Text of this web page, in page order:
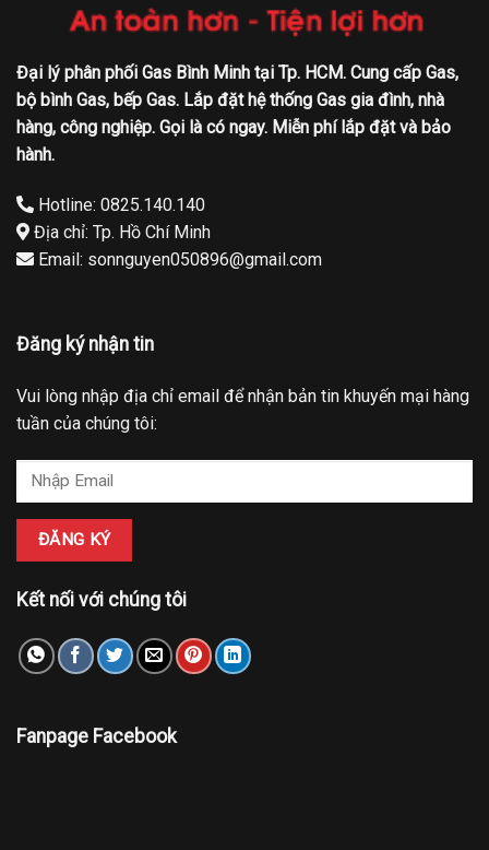
Đại lý phân phối Gas Bình Minh tại Tp. HCM. Cung cấp Gas,
bộ bình Gas, bếp Gas. Lắp đặt hệ thống Gas gia đình, nhà
hàng, công nghiệp. Gọi là có ngay. Miễn phí lắp đặt và bảo
hành.
Hotline: 0825.140.140
Địa chỉ: Tp. Hồ Chí Minh
Email: sonnguyen050896@gmail.com
Đăng ký nhận tin
Vui lòng nhập địa chỉ email để nhận bản tin khuyến mại hàng
tuần của chúng tôi:
Kết nối với chúng tôi
Fanpage Facebook